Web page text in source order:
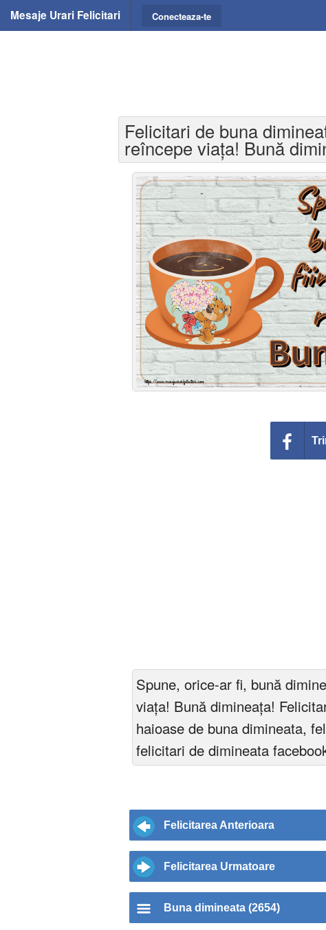
Mesaje Urari Felicitari Conecteaza-te
Felicitari de buna
reîncepe viaţa! Bună
Spune, orice-ar fi, bună
viaţa! Bună dimineața!
haioase de buna dimineata,
felicitari de dimineata
Felicitarea Anterioara
Felicitarea Urmatoare
Buna dimineata (2654)